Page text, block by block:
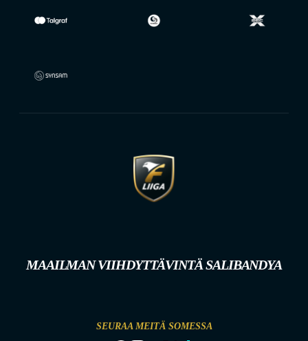
MAAILMAN VIIHDYTTÄVINTÄ SALIBANDYA
SEURAA MEITÄ SOMESSA